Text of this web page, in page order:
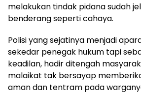
melakukan tindak pidana sudah
benderang seperti cahaya.
Polisi yang sejatinya menjadi
sekedar penegak hukum tapi
keadilan, hadir ditengah
malaikat tak bersayap
aman dan tentram pada